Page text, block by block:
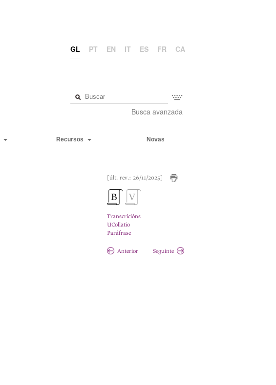
GL PT EN IT ES FR CA
Busca avanzada
Recursos Novas
[últ. rev.: 26/11/2025]
Transcricións
UCollatio
Paráfrase
Anterior Seguinte